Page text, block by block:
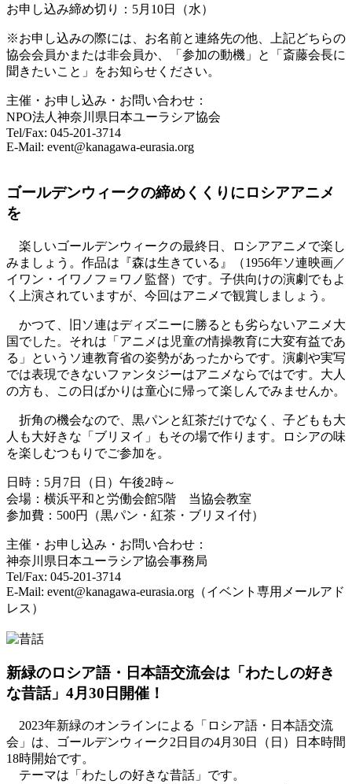
お申し込み締め切り：5月10日（水）
※お申し込みの際には、お名前と連絡先の他、上記どちらの
協会会員かまたは非会員か、「参加の動機」と「斎藤会長に
聞きたいこと」をお知らせください。
主催・お申し込み・お問い合わせ：
NPO法人神奈川県日本ユーラシア協会
Tel/Fax: 045-201-3714
E-Mail: event@kanagawa-eurasia.org
ゴールデンウィークの締めくくりにロシアアニメ
を
楽しいゴールデンウィークの最終日、ロシアアニメで楽し
みましょう。作品は『森は生きている』（1956年ソ連映画／
イワン・イワノフ＝ワノ監督）です。子供向けの演劇でもよ
く上演されていますが、今回はアニメで観賞しましょう。
かつて、旧ソ連はディズニーに勝るとも劣らないアニメ大
国でした。それは「アニメは児童の情操教育に大変有益であ
る」というソ連教育省の姿勢があったからです。演劇や実写
では表現できないファンタジーはアニメならではです。大人
の方も、この日ばかりは童心に帰って楽しんでみませんか。
折角の機会なので、黒パンと紅茶だけでなく、子どもも大
人も大好きな「ブリヌイ」もその場で作ります。ロシアの味
を楽しむつもりでご参加を。
日時：5月7日（日）午後2時～
会場：横浜平和と労働会館5階 当協会教室
参加費：500円（黒パン・紅茶・ブリヌイ付）
主催・お申し込み・お問い合わせ：
神奈川県日本ユーラシア協会事務局
Tel/Fax: 045-201-3714
E-Mail: event@kanagawa-eurasia.org（イベント専用メールアド
レス）
新緑のロシア語・日本語交流会は「わたしの好き
な昔話」4月30日開催！
2023年新緑のオンラインによる「ロシア語・日本語交流
会」は、ゴールデンウィーク2日目の4月30日（日）日本時間
18時開始です。
テーマは「わたしの好きな昔話」です。